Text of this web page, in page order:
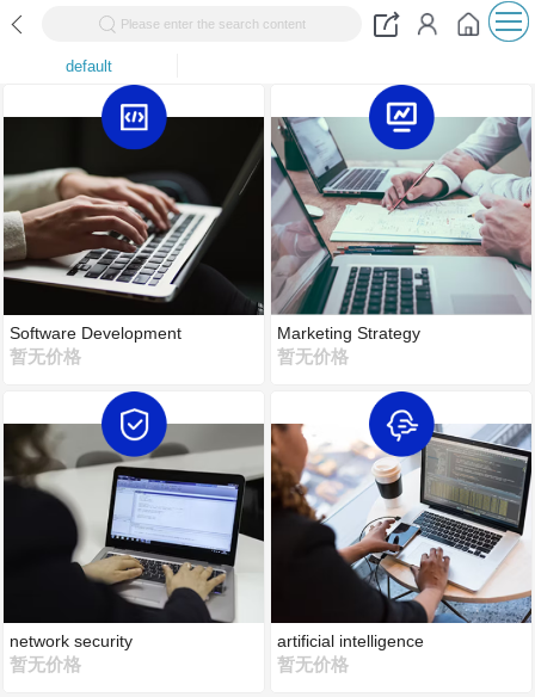
Please enter the search content
default
Software Development
暂无价格
network security
暂无价格
Marketing Strategy
暂无价格
artificial intelligence
暂无价格